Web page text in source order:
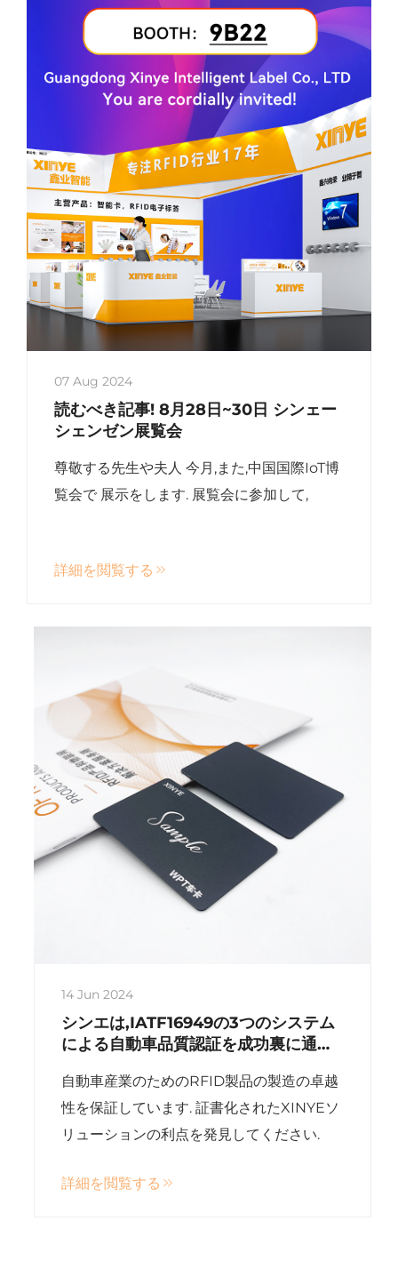
07 Aug 2024
読むべき記事! 8月28日~30日 シンェー
シェンゼン展覧会
尊敬する先生や夫人 今月,また,中国国際IoT博
覧会で 展示をします. 展覧会に参加して,
詳細を閲覧する
14 Jun 2024
シンエは,IATF16949の3つのシステム
による自動車品質認証を成功裏に通過
自動車産業のためのRFID製品の製造の卓越
性を保証しています. 証書化されたXINYEソ
リューションの利点を発見してください.
詳細を閲覧する